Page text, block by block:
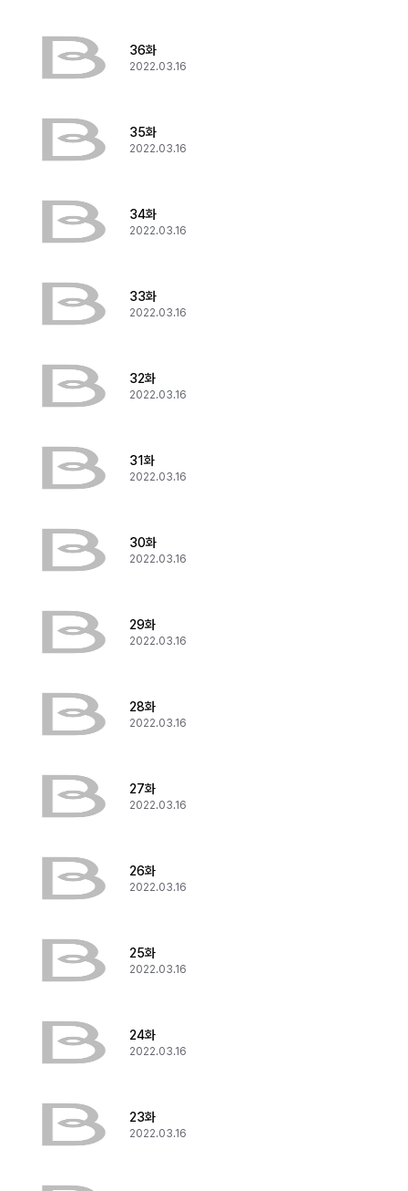
36화
2022.03.16
35화
2022.03.16
34화
2022.03.16
33화
2022.03.16
32화
2022.03.16
31화
2022.03.16
30화
2022.03.16
29화
2022.03.16
28화
2022.03.16
27화
2022.03.16
26화
2022.03.16
25화
2022.03.16
24화
2022.03.16
23화
2022.03.16